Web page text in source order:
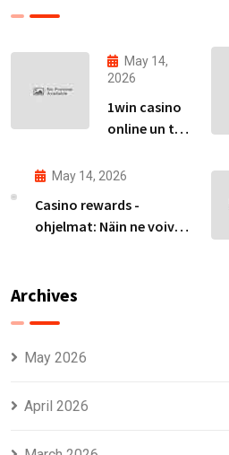
May 14,
2026
1win casino
online un tā
izpēte
tirgū
May 14, 2026
Casino rewards -
ohjelmat: Näin ne voivat
Archives
May 2026
April 2026